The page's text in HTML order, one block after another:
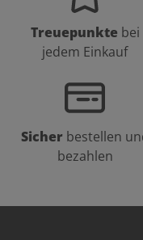
Treuepunkte bei
jedem Einkauf
Sicher bestellen
bezahlen